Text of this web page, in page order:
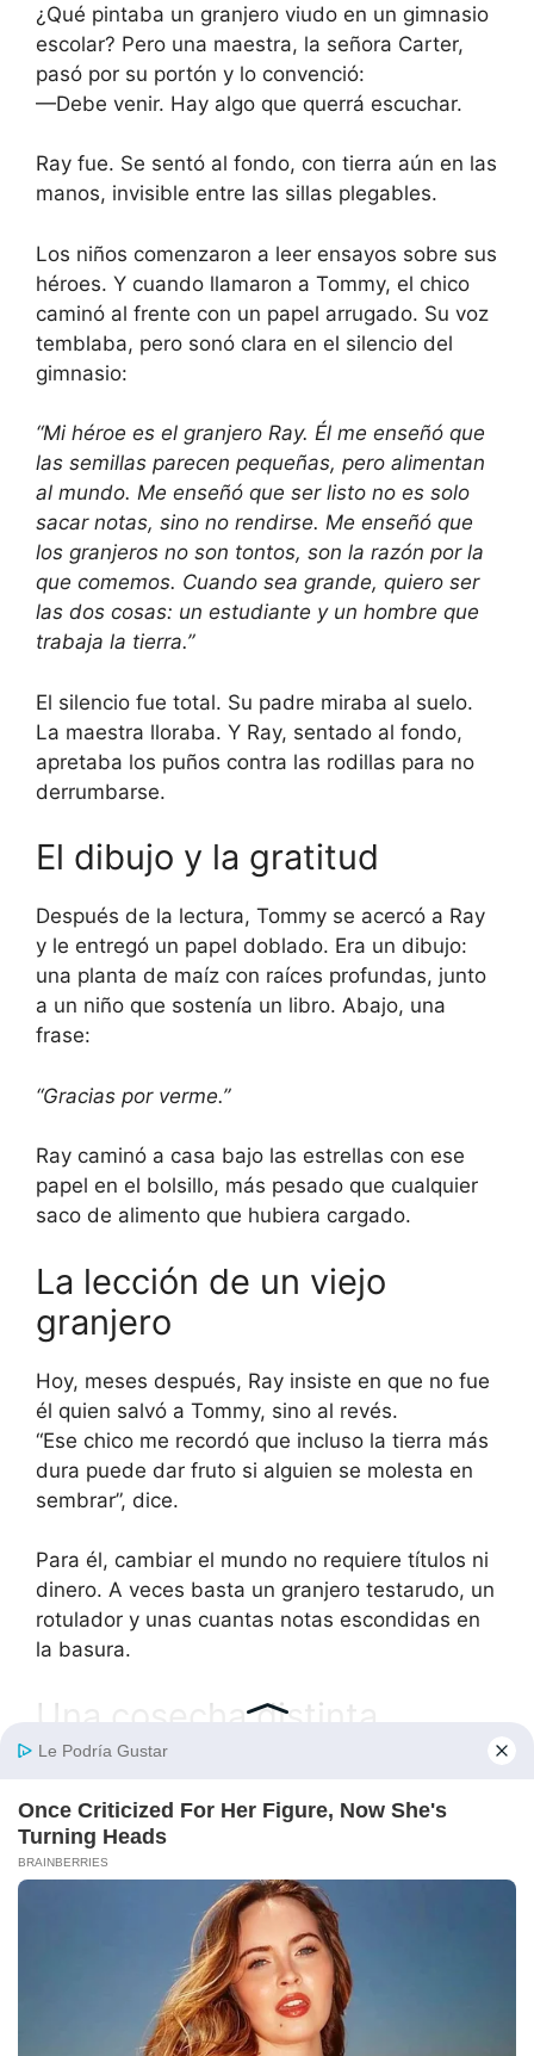
¿Qué pintaba un granjero viudo en un gimnasio
escolar? Pero una maestra, la señora Carter,
pasó por su portón y lo convenció:
—Debe venir. Hay algo que querrá escuchar.
Ray fue. Se sentó al fondo, con tierra aún en las
manos, invisible entre las sillas plegables.
Los niños comenzaron a leer ensayos sobre sus
héroes. Y cuando llamaron a Tommy, el chico
caminó al frente con un papel arrugado. Su voz
temblaba, pero sonó clara en el silencio del
gimnasio:
“Mi héroe es el granjero Ray. Él me enseñó que
las semillas parecen pequeñas, pero alimentan
al mundo. Me enseñó que ser listo no es solo
sacar notas, sino no rendirse. Me enseñó que
los granjeros no son tontos, son la razón por la
que comemos. Cuando sea grande, quiero ser
las dos cosas: un estudiante y un hombre que
trabaja la tierra.”
El silencio fue total. Su padre miraba al suelo.
La maestra lloraba. Y Ray, sentado al fondo,
apretaba los puños contra las rodillas para no
derrumbarse.
El dibujo y la gratitud
Después de la lectura, Tommy se acercó a Ray
y le entregó un papel doblado. Era un dibujo:
una planta de maíz con raíces profundas, junto
a un niño que sostenía un libro. Abajo, una
frase:
“Gracias por verme.”
Ray caminó a casa bajo las estrellas con ese
papel en el bolsillo, más pesado que cualquier
saco de alimento que hubiera cargado.
La lección de un viejo
granjero
Hoy, meses después, Ray insiste en que no fue
él quien salvó a Tommy, sino al revés.
“Ese chico me recordó que incluso la tierra más
dura puede dar fruto si alguien se molesta en
sembrar”, dice.
Para él, cambiar el mundo no requiere títulos ni
dinero. A veces basta un granjero testarudo, un
rotulador y unas cuantas notas escondidas en
la basura.
Una cosecha distinta
comete errores, aún tiene dudas. Pero ahora
sabe algo que nadie puede quitarle: no está
solo.
“Las semillas crecen cuando alguien las planta”,
suele repetir Ray. “Y los niños son el cultivo más
importante que cuidaremos jamás.”
Así, en un pequeño rancho con un granero roto,